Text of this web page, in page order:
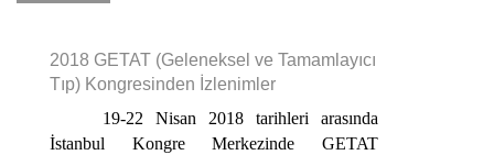
2018 GETAT (Geleneksel ve Tamamlayıcı
Tıp) Kongresinden İzlenimler
19-22
Nisan 2018 tarihleri arasında
İstanbul Kongre Merkezinde GETAT